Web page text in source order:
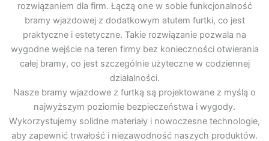
rozwiązaniem dla firm. Łączą one w sobie funkcjonalność
bramy wjazdowej z dodatkowym atutem furtki, co jest
praktyczne i estetyczne. Takie rozwiązanie pozwala na
wygodne wejście na teren firmy bez konieczności otwierania
całej bramy, co jest szczególnie użyteczne w codziennej
działalności.
Nasze bramy wjazdowe z furtką są projektowane z myślą o
najwyższym poziomie bezpieczeństwa i wygody.
Wykorzystujemy solidne materiały i nowoczesne technologie,
aby zapewnić trwałość i niezawodność naszych produktów.